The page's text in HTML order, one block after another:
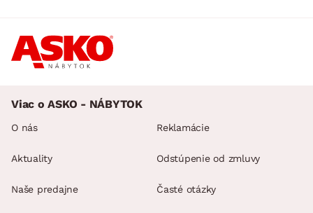
Viac o ASKO - NÁBYTOK
O nás
Aktuality
Naše predajne
Reklamácie
Odstúpenie od zmluvy
Časté otázky